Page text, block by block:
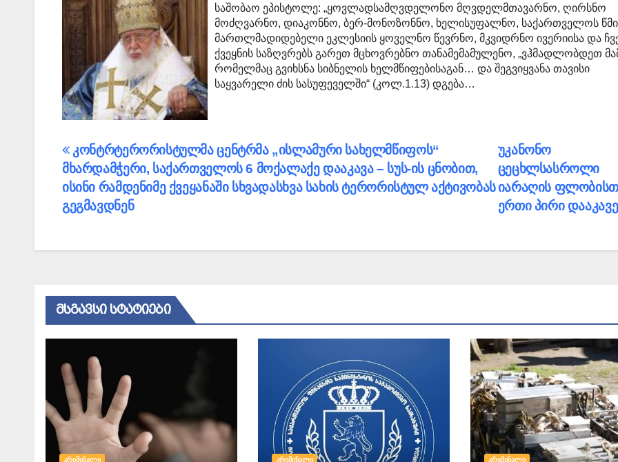
საშობაო ეპისტოლე: „ყოვლადსამღვდელონო მღვდელმთავარნო, ღირსნო
მოძღვარნო, დიაკონნო, ბერ-მონოზონნო, ხელისუფალნო, საქართველოს
მართლმადიდებელი ეკლესიის ყოველნო წევრნო, მკვიდრნო ივერიისა და
ქვეყნის საზღვრებს გარეთ მცხოვრებნო თანამემამულენო, „ვჰმადლობდეთ
რომელმაც გვიხსნა სიბნელის ხელმწიფებისაგან… და შეგვიყვანა თავისი
საყვარელი ძის სასუფეველში“ (კოლ.1.13) დგება…
პოსტის
ნავიგაცია
უკანონო
ცეცხლსასროლი
იარაღის
ერთი პირი
კონტრტერორისტულმა ცენტრმა „ისლამური სახელმწიფოს“
მხარდამჭერი, საქართველოს 6 მოქალაქე დააკავა – სუს-ის ცნობით,
ისინი რამდენიმე ქვეყანაში სხვადასხვა სახის ტერორისტულ აქტივობას
გეგმავდნენ
ᲛᲡᲒᲐᲕᲡᲘ ᲡᲢᲐᲢᲘᲔᲑᲘ
ᲙᲠᲘᲛᲘᲜᲐᲚᲘ ᲙᲠᲘᲛᲘᲜᲐᲚᲘ ᲙᲠᲘᲛᲘᲜᲐᲚᲘ